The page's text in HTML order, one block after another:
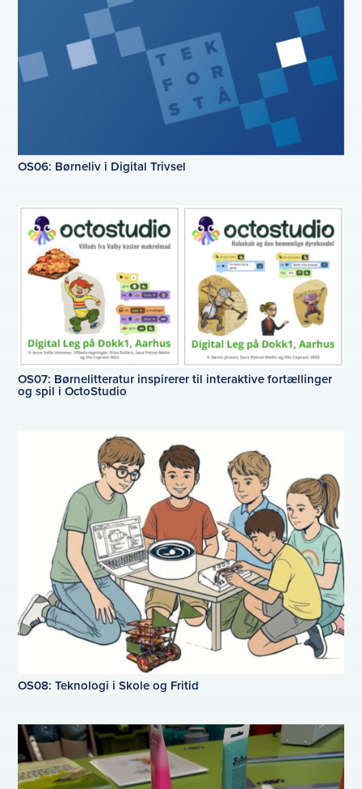
OS06: Børneliv i Digital Trivsel
OS07: Børnelitteratur inspirerer til interaktive fortællinger
og spil i OctoStudio
OS08: Teknologi i Skole og Fritid